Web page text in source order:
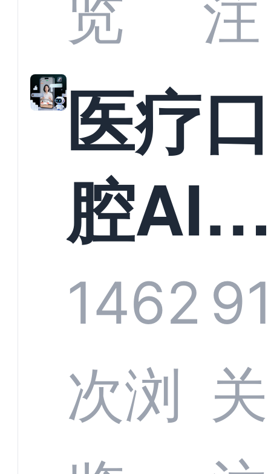
准？
教育机
构实现
规模化
增长与
数字化
览
注
医疗口
腔AI
服系统
全渠道
1462
次浏
关